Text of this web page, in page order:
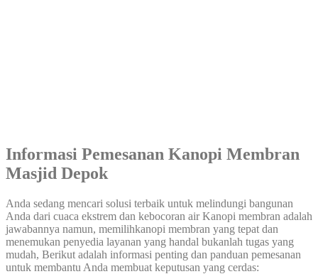
Informasi Pemesanan Kanopi Membran
Masjid Depok
Anda sedang mencari solusi terbaik untuk melindungi bangunan
Anda dari cuaca ekstrem dan kebocoran air Kanopi membran adalah
jawabannya namun, memilihkanopi membran yang tepat dan
menemukan penyedia layanan yang handal bukanlah tugas yang
mudah, Berikut adalah informasi penting dan panduan pemesanan
untuk membantu Anda membuat keputusan yang cerdas: